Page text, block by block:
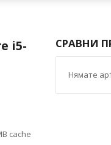
i5-
cache
СРАВНИ
Нямате